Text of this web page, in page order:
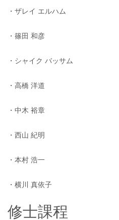
・ザレイ エルハム
・篠田 和彦
・シャイク バッサム
・高橋 洋道
・中木 裕章
・西山 紀明
・本村 浩一
・横川 真依子
修士課程